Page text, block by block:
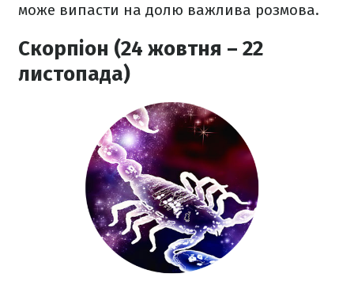
може випасти на долю важлива розмова.
Скорпіон (24 жовтня – 22
листопада)